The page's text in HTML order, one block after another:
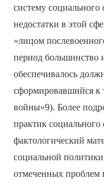
систему социального
недостатки в этой
«лицом
период большинство
обеспечивалось
сформировавшийся к
войны»9). Более
практик социального
фактологический
социальной
отмеченных проблем